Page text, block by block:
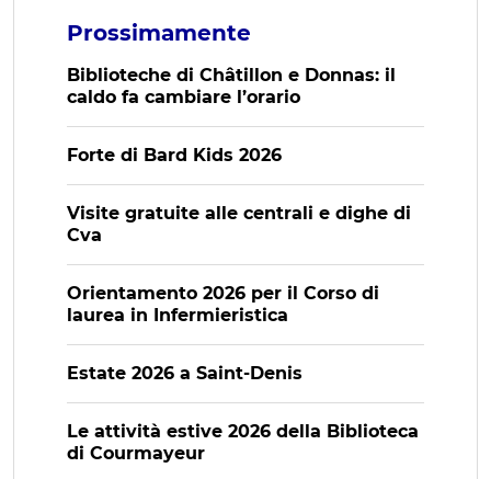
Prossimamente
Biblioteche di Châtillon e Donnas: il
caldo fa cambiare l’orario
Forte di Bard Kids 2026
Visite gratuite alle centrali e dighe di
Cva
Orientamento 2026 per il Corso di
laurea in Infermieristica
Estate 2026 a Saint-Denis
Le attività estive 2026 della Biblioteca
di Courmayeur